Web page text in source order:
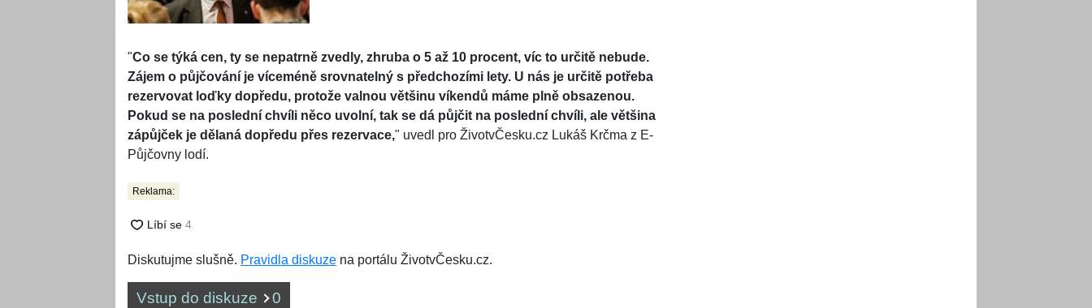
"Co se týká cen, ty se nepatrně zvedly, zhruba o 5 až 10 procent, víc to určitě nebude.
Zájem o půjčování je víceméně srovnatelný s předchozími lety. U nás je určitě potřeba
rezervovat loďky dopředu, protože valnou většinu víkendů máme plně obsazenou.
Pokud se na poslední chvíli něco uvolní, tak se dá půjčit na poslední chvíli, ale většina
zápůjček je dělaná dopředu přes rezervace," uvedl pro ŽivotvČesku.cz Lukáš Krčma z E-
Půjčovny lodí.
Reklama:
Diskutujme slušně. Pravidla diskuze na portálu ŽivotvČesku.cz.
Vstup do diskuze 0